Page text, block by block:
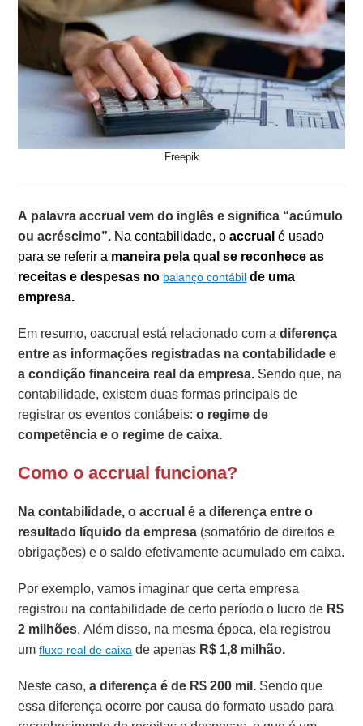
Freepik
A palavra accrual vem do inglês e significa “acúmulo
ou acréscimo”. Na contabilidade, oaccrualé usado
para se referir a maneira pela qual se reconhece as
receitas e despesas no balanço contábil de uma
empresa.
Em resumo, oaccrual está relacionado com adiferença
entre as informações registradas na contabilidade e
a condição financeira real da empresa. Sendo que, na
contabilidade, existem duas formas principais de
registrar os eventos contábeis:o regime de
competência e o regime de caixa.
Como o accrual funciona?
Na contabilidade, o accrual é a diferença entre o
resultado líquido da empresa (somatório de direitos e
obrigações) e o saldo efetivamente acumulado em caixa.
Por exemplo, vamos imaginar que certa empresa
registrou na contabilidade de certo período o lucro de R$
2 milhões. Além disso, na mesma época, ela registrou
umfluxo real de caixa de apenas R$ 1,8 milhão.
Neste caso,a diferença é de R$ 200 mil. Sendo que
essa diferença ocorre por causa do formato usado para